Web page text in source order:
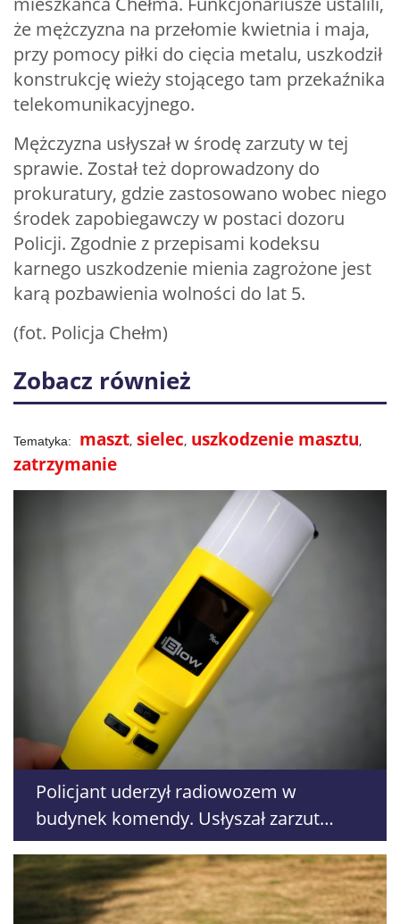
że mężczyzna na przełomie kwietnia i maja,
przy pomocy piłki do cięcia metalu, uszkodził
konstrukcję wieży stojącego tam przekaźnika
telekomunikacyjnego.
Mężczyzna usłyszał w środę zarzuty w tej
sprawie. Został też doprowadzony do
prokuratury, gdzie zastosowano wobec niego
środek zapobiegawczy w postaci dozoru
Policji. Zgodnie z przepisami kodeksu
karnego uszkodzenie mienia zagrożone jest
karą pozbawienia wolności do lat 5.
(fot. Policja Chełm)
Zobacz również
maszt sielec uszkodzenie masztu
zatrzymanie
Policjant uderzył radiowozem w
budynek komendy. Usłyszał zarzut
prowadzenia po alkoholu